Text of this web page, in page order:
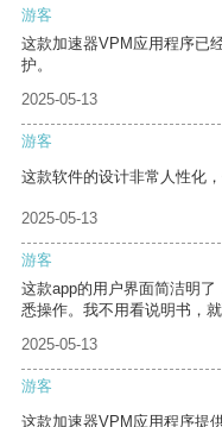
游客
这款加速器VPM应用程序已
护。
2025-05-13
游客
这款软件的设计非常人性化
2025-05-13
游客
这款app的用户界面简洁明
悉操作。我不用看说明书，
2025-05-13
游客
这款加速器VPM应用程序提